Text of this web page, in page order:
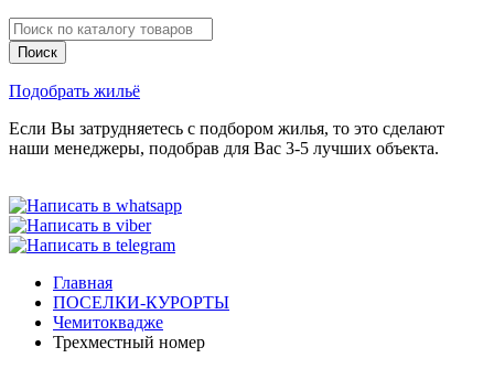
Подобрать жильё
Если Вы затрудняетесь с подбором жилья, то это сделают
наши менеджеры, подобрав для Вас 3-5 лучших объекта.
Главная
ПОСЕЛКИ-КУРОРТЫ
Чемитоквадже
Трехместный номер